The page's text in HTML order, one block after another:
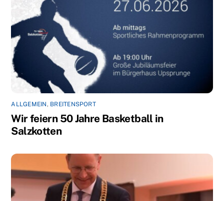
ALLGEMEIN, BREITENSPORT
Wir feiern 50 Jahre Basketball in
Salzkotten